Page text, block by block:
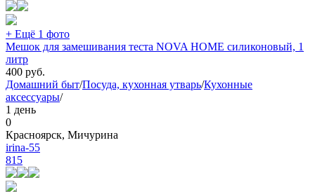
+ Ещё 1 фото
Мешок для замешивания теста NOVA HOME силиконовый, 1
литр
400 руб.
Домашний быт/Посуда, кухонная утварь/Кухонные
аксессуары/
1 день
0
Красноярск, Мичурина
irina-55
815